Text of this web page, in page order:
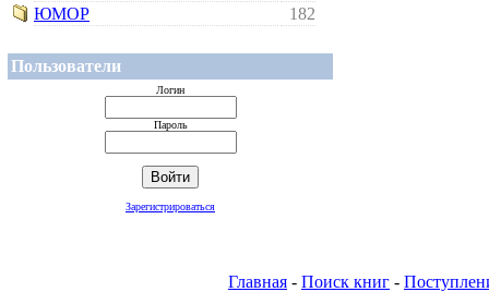
ЮМОР
182
Пользователи
Логин
Пароль
Зарегистрироваться
Главная - Поиск книг -